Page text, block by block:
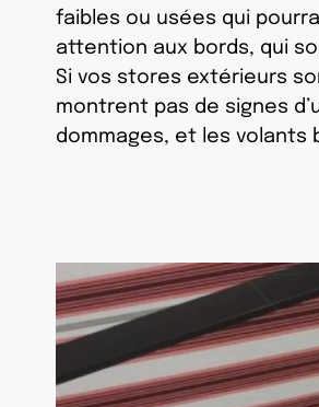
faibles ou usées qui
attention aux bords, qui
Si vos stores extérieurs
montrent pas de signes
dommages, et les